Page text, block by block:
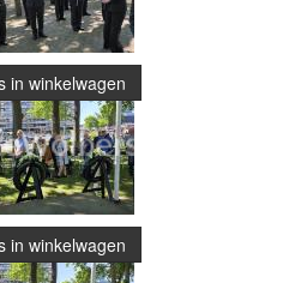
in winkelwagen
in winkelwagen